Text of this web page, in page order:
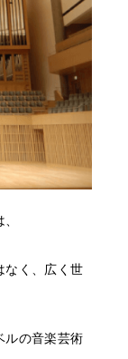
なく、広く世
ルの音楽芸術